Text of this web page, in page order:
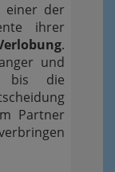
der
ihrer
.
und
bis die
Partner